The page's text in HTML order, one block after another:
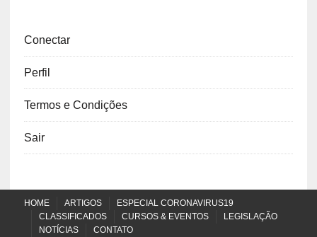
Conectar
Perfil
Termos e Condições
Sair
HOME ARTIGOS
ESPECIAL CORONAVIRUS19
CLASSIFICADOS
CURSOS & EVENTOS
LEGISLAÇÃO
NOTÍCIAS
CONTATO